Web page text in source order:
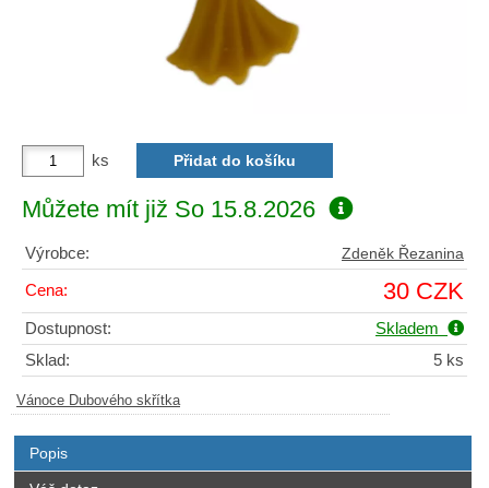
ks
Můžete mít již So 15.8.2026
Výrobce: Zdeněk Řezanina
Cena: 30 CZK
Dostupnost:
Skladem
Sklad:
5 ks
Vánoce Dubového skřítka
Popis